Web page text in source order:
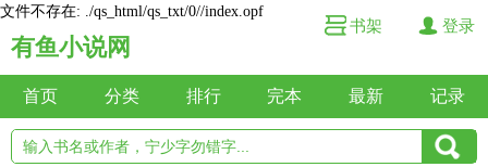
文件不存在: ./qs_html/qs_txt/0//index.opf
有鱼小说网
书架 登录
首页 分类 排行 完本 最新 记录